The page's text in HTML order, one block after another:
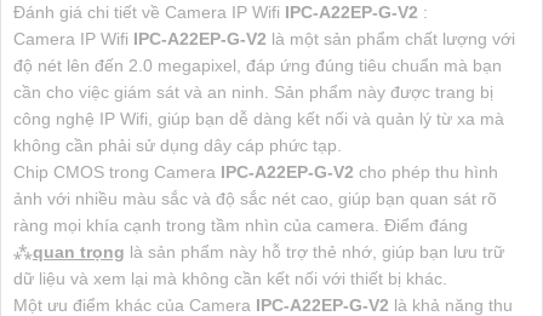
Đánh giá chi tiết về Camera IP Wifi IPC-A22EP-G-V2 :
Camera IP Wifi IPC-A22EP-G-V2 là một sản phẩm chất lượng với
độ nét lên đến 2.0 megapixel, đáp ứng đúng tiêu chuẩn mà bạn
cần cho việc giám sát và an ninh. Sản phẩm này được trang bị
công nghệ IP Wifi, giúp bạn dễ dàng kết nối và quản lý từ xa mà
không cần phải sử dụng dây cáp phức tạp.
Chip CMOS trong Camera IPC-A22EP-G-V2 cho phép thu hình
ảnh với nhiều màu sắc và độ sắc nét cao, giúp bạn quan sát rõ
ràng mọi khía cạnh trong tầm nhìn của camera. Điểm đáng
⁂quan trọng là sản phẩm này hỗ trợ thẻ nhớ, giúp bạn lưu trữ
dữ liệu và xem lại mà không cần kết nối với thiết bị khác.
Một ưu điểm khác của Camera IPC-A22EP-G-V2 là khả năng thu